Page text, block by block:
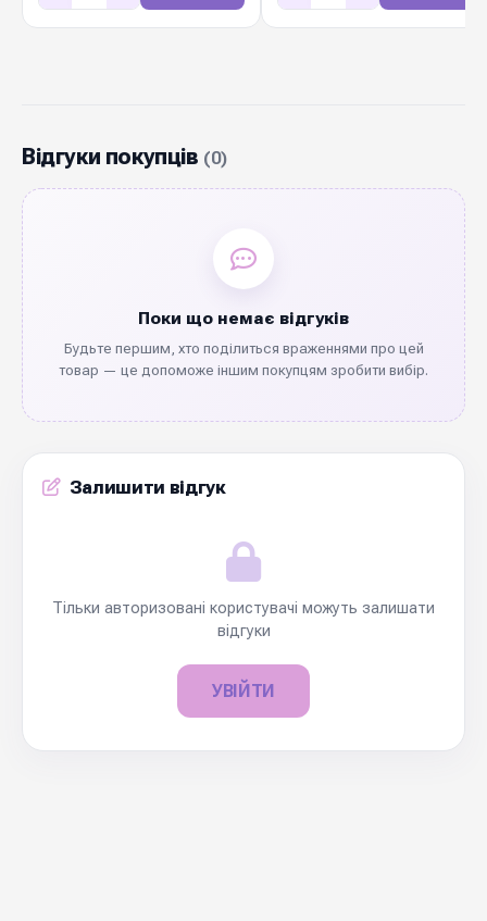
Відгуки покупців (0)
Поки що немає відгуків
Будьте першим, хто поділиться враженнями про цей
товар — це допоможе іншим покупцям зробити вибір.
Залишити відгук
Тільки авторизовані користувачі можуть залишати
відгуки
УВІЙТИ